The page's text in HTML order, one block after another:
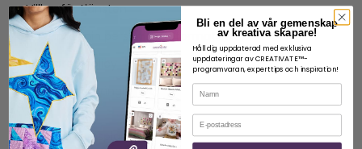
Villkor för tjänsten
Dela inte min personliga information
Integritetspolicy
Policy för tillgänglighet
TILLGÅNG
Medlemskapsplaner
Bli en del av vår gemenskap
av kreativa skapare!
Håll dig uppdaterad med exklusiva
uppdateringar av CREATIVATE™-
programvaran, experttips och inspiration!
Namn
E-post